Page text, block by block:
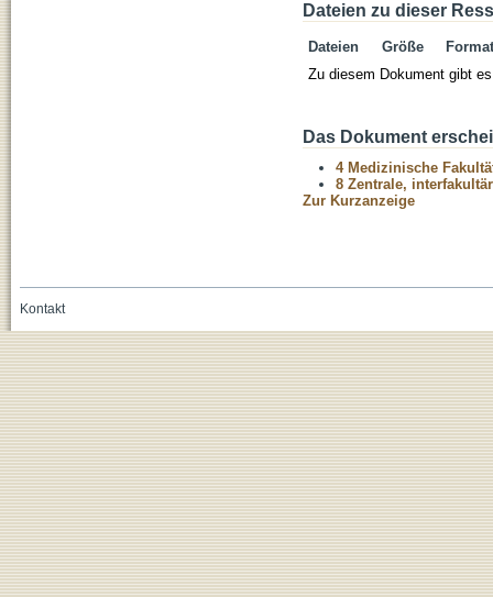
Dateien zu dieser
Dateien Größe
Format
Zu diesem Dokument gibt
Das Dokument
4 Medizinische
8 Zentrale,
Zur Kurzanzeige
Kontakt